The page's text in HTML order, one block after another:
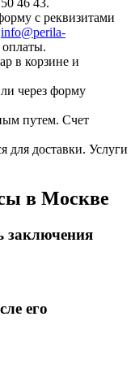
с реквизитами
info@perila-
оплаты.
в корзине и
через форму
путем. Счет
для доставки. Услуги
в Москве
заключения
его